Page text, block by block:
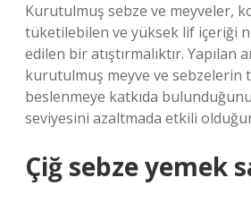
Kurutulmuş sebze ve meyveler,
tüketilebilen ve yüksek lif içeriği
edilen bir atıştırmalıktır. Yapılan
kurutulmuş meyve ve sebzelerin
beslenmeye katkıda
seviyesini azaltmada etkili
Çiğ sebze yemek